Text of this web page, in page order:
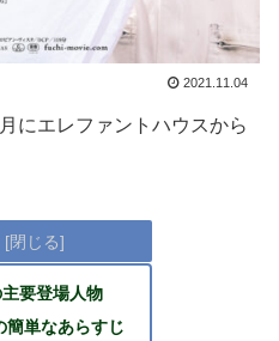
2021.11.04
にエレファントハウスから
要登場人物
簡単なあらすじ